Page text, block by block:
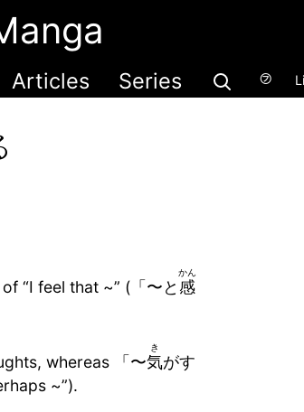
Articles Series ㋫
“I feel that ~” (「〜と 感
かん
whereas 「〜気
き
がす
~”).